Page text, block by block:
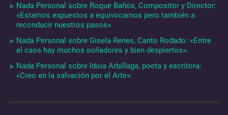
Nada Personal sobre Roque Baños, Compositor y Director:
«Estamos expuestos a equivocarnos pero también a
reconducir nuestros pasos».
Nada Personal sobre Gisela Renes, Canto Rodado: «Entre
el caos hay muchos soñadores y bien despiertos».
Nada Personal sobre Idoia Arbillaga, poeta y escritora:
«Creo en la salvación por el Arte».